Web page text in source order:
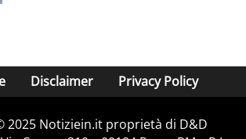
Disclaimer Privacy Policy
2025 Notiziein.it proprietà di D&D